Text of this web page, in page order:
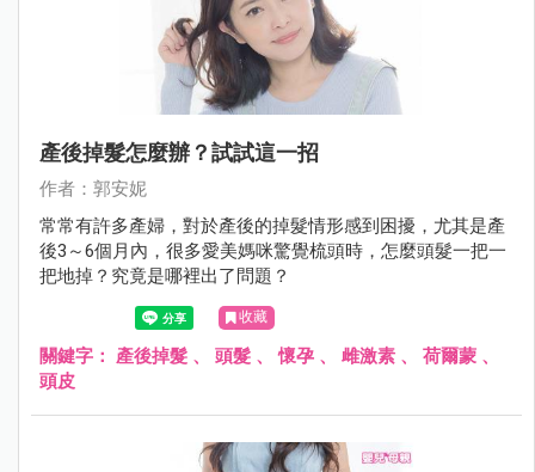
產後掉髮怎麼辦？試試這一招
作者：郭安妮
常常有許多產婦，對於產後的掉髮情形感到困擾，尤其是產
後3～6個月內，很多愛美媽咪驚覺梳頭時，怎麼頭髮一把一
把地掉？究竟是哪裡出了問題？
收藏
關鍵字： 產後掉髮 、 頭髮 、懷孕 、 雌激素 、 荷爾蒙 、
頭皮